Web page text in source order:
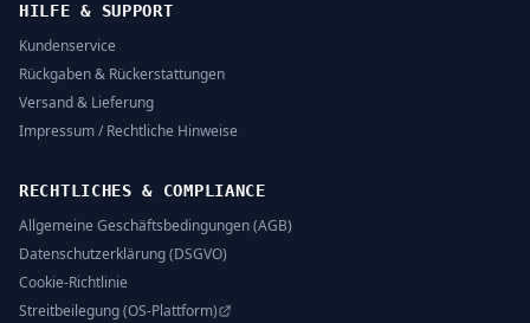
HILFE & SUPPORT
Kundenservice
Rückgaben & Rückerstattungen
Versand & Lieferung
Impressum / Rechtliche Hinweise
RECHTLICHES & COMPLIANCE
Allgemeine Geschäftsbedingungen (AGB)
Datenschutzerklärung (DSGVO)
Cookie-Richtlinie
Streitbeilegung (OS-Plattform)